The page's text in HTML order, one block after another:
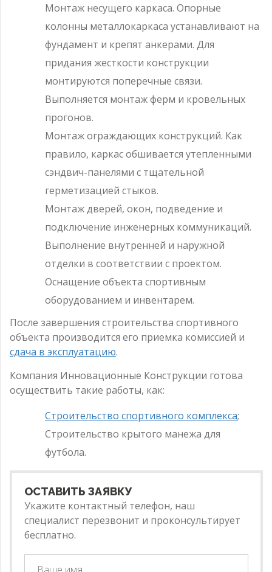
Монтаж несущего каркаса. Опорные
колонны металлокаркаса устанавливают на
фундамент и крепят анкерами. Для
придания жесткости конструкции
монтируются поперечные связи.
Выполняется монтаж ферм и кровельных
прогонов.
Монтаж ограждающих конструкций. Как
правило, каркас обшивается утепленными
сэндвич-панелями с тщательной
герметизацией стыков.
Монтаж дверей, окон, подведение и
подключение инженерных коммуникаций.
Выполнение внутренней и наружной
отделки в соответствии с проектом.
Оснащение объекта спортивным
оборудованием и инвентарем.
После завершения строительства спортивного
объекта производится его приемка комиссией и
сдача в эксплуатацию.
Компания Инновационные Конструкции готова
осуществить такие работы, как:
Строительство спортивного комплекса;
Строительство крытого манежа для
футбола.
ОСТАВИТЬ ЗАЯВКУ
Укажите контактный телефон, наш
специалист перезвонит и проконсультирует
бесплатно.